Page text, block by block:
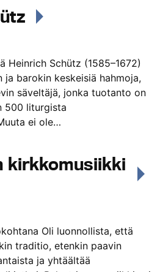
Heinrich Schütz (1585–1672)
ja barokin keskeisiä hahmoja,
säveltäjä, jonka tuotanto on
500 liturgista
ei ole…
kirkkomusiikki
Oli luonnollista, että
traditio, etenkin paavin
ja yhtäältää